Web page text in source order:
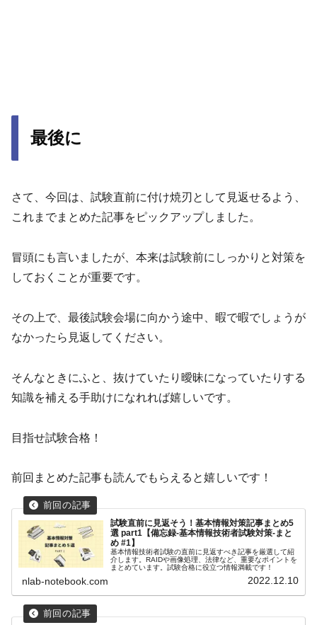
最後に
さて、今回は、試験直前に付け焼刃として見返せるよう、
これまでまとめた記事をピックアップしました。
冒頭にも言いましたが、本来は試験前にしっかりと対策を
しておくことが重要です。
その上で、最後試験会場に向かう途中、暇で暇でしょうが
なかったら見返してください。
そんなときにふと、抜けていたり曖昧になっていたりする
知識を補える手助けになれれば嬉しいです。
目指せ試験合格！
前回まとめた記事も読んでもらえると嬉しいです！
試験直前に見返そう！基本情報対策記事まとめ5
選 part1【備忘録-基本情報技術者試験対策-まと
め #1】
基本情報技術者試験の直前に見返すべき記事を厳選して紹
介します。RAIDや画像処理、法律など、重要なポイントを
まとめています。試験合格に役立つ情報満載です！
nlab-notebook.com 2022.12.10